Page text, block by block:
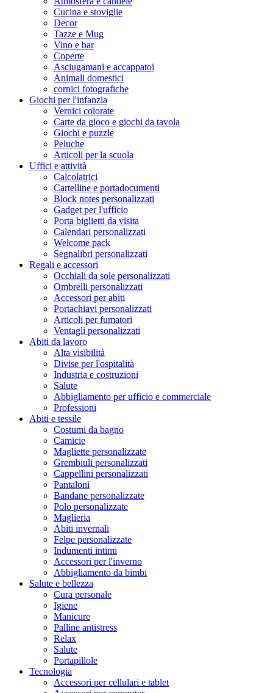
Cucina e stoviglie
Decor
Tazze e Mug
Vino e bar
Coperte
Asciugamani e accappatoi
Animali domestici
cornici fotografiche
Giochi per l'infanzia
Vernici colorate
Carte da gioco e giochi da tavola
Giochi e puzzle
Peluche
Articoli per la scuola
Uffici e attività
Calcolatrici
Cartelline e portadocumenti
Block notes personalizzati
Gadget per l'ufficio
Porta biglietti da visita
Calendari personalizzati
Welcome pack
Segnalibri personalizzati
Regali e accessori
Occhiali da sole personalizzati
Ombrelli personalizzati
Accessori per abiti
Portachiavi personalizzati
Articoli per fumatori
Ventagli personalizzati
Abiti da lavoro
Alta visibilità
Divise per l'ospitalità
Industria e costruzioni
Salute
Abbigliamento per ufficio e commerciale
Professioni
Abiti e tessile
Costumi da bagno
Camicie
Magliette personalizzate
Grembiuli personalizzati
Cappellini personalizzati
Pantaloni
Bandane personalizzate
Polo personalizzate
Maglieria
Abiti invernali
Felpe personalizzate
Indumenti intimi
Accessori per l'inverno
Abbigliamento da bimbi
Salute e bellezza
Cura personale
Igiene
Manicure
Palline antistress
Relax
Salute
Portapillole
Tecnologia
Accessori per cellulari e tablet